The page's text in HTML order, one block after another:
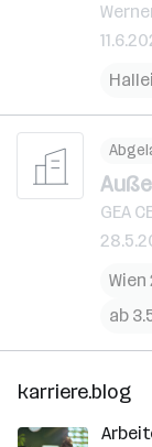
GEA
Wien
ab
karriere.blog